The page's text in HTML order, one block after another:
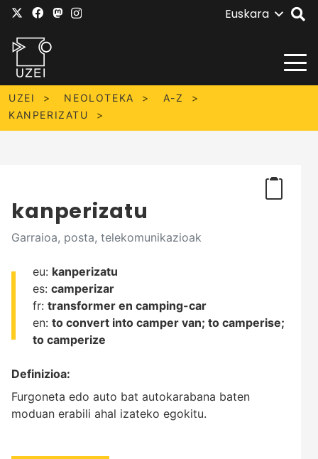
Euskara
UZEI NEOLOTEKA
A-Z
KANPERIZATU
kanperizatu
Garraioa, posta, telekomunikazioak
eu: kanperizatu
es:camperizar
fr:transformer en camping-car
en:to convert into camper van;to camperise;
to camperize
Definizioa:
Furgoneta edo auto bat autokarabana baten
moduan erabili ahal izateko egokitu.